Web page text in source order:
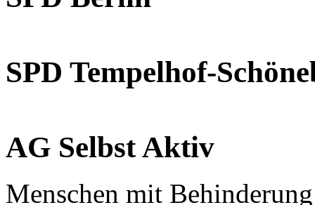
SPD Tempelhof-
AG Selbst Aktiv
Menschen mit